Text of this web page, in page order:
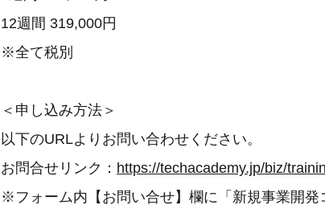
12週間 319,000円
※全て税別
＜申し込み方法＞
以下のURLよりお問い合わせください。
お問合せリンク： https://techacademy.jp/biz/
※フォーム内【お問い合せ】欄に「新規事業開